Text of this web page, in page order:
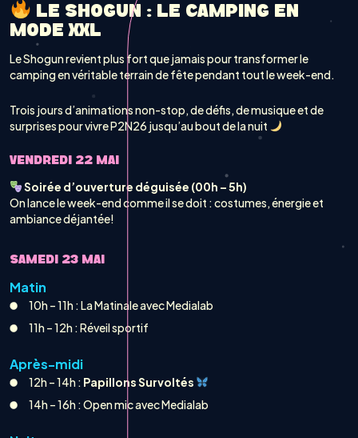
LE SHOGUN : LE CAMPING EN
MODE XXL
Le Shogun revient plus fort que jamais pour transformer le
camping en véritable terrain de fête pendant tout le week-end.
Trois jours d’animations non-stop, de défis, de musique et de
surprises pour vivre P2N26 jusqu’au bout de la nuit
VENDREDI 22 MAI
Soirée d’ouverture déguisée (00h – 5h)
On lance le week-end comme il se doit : costumes, énergie et
ambiance déjantée!
SAMEDI 23 MAI
Matin
10h – 11h : La Matinale avec Medialab
11h – 12h : Réveil sportif
Après-midi
12h – 14h : Papillons Survoltés
14h – 16h : Open mic avec Medialab